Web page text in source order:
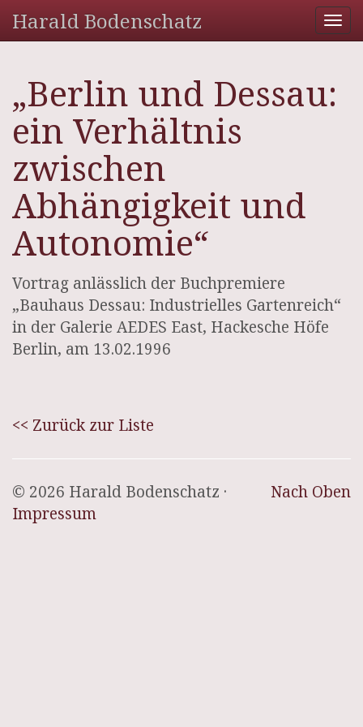
Harald Bodenschatz
„Berlin und Dessau:
ein Verhältnis
zwischen
Abhängigkeit und
Autonomie“
Vortrag anlässlich der Buchpremiere
„Bauhaus Dessau: Industrielles Gartenreich“
in der Galerie AEDES East, Hackesche Höfe
Berlin, am 13.02.1996
<< Zurück zur Liste
Nach Oben
© 2026 Harald Bodenschatz ·
Impressum